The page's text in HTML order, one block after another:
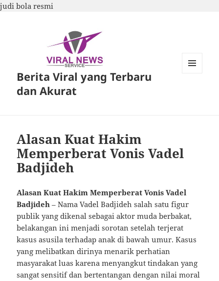
judi bola resmi
Berita Viral yang Terbaru
dan Akurat
Alasan Kuat Hakim
Memperberat Vonis Vadel
Badjideh
Alasan Kuat Hakim Memperberat Vonis Vadel
Badjideh – Nama Vadel Badjideh salah satu figur
publik yang dikenal sebagai aktor muda berbakat,
belakangan ini menjadi sorotan setelah terjerat
kasus asusila terhadap anak di bawah umur. Kasus
yang melibatkan dirinya menarik perhatian
masyarakat luas karena menyangkut tindakan yang
sangat sensitif dan bertentangan dengan nilai moral